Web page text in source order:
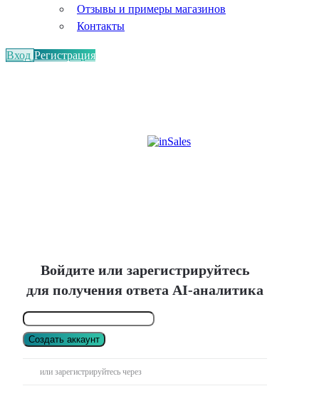
Отзывы и примеры магазинов
Контакты
Вход Регистрация
Войдите или зарегистрируйтесь
для получения ответа AI-аналитика
Создать аккаунт
или зарегистрируйтесь через